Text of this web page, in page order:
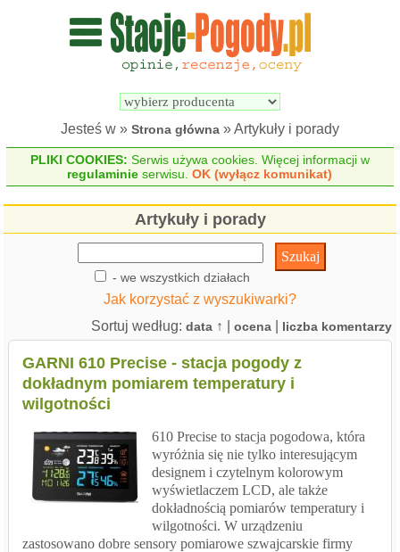
Wyszukiwarka
pogodowych
Jesteś w » Strona główna » Artykuły i porady
PLIKI COOKIES: Serwis używa cookies. Więcej informacji w
regulaminie serwisu.OK (wyłącz komunikat)
Artykuły i porady
- we wszystkich działach
Jak korzystać z wyszukiwarki?
Sortuj według:data ↑ |ocena liczba komentarzy
GARNI 610 Precise - stacja pogody z
dokładnym pomiarem temperatury i
wilgotności
610 Precise to stacja pogodowa, która
wyróżnia się nie tylko interesującym
designem i czytelnym kolorowym
wyświetlaczem LCD, ale także
dokładnością pomiarów temperatury i
wilgotności. W urządzeniu
zastosowano dobre sensory pomiarowe szwajcarskie firmy